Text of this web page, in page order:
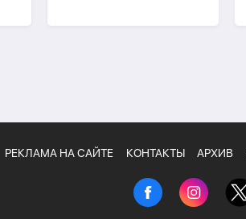
РЕКЛАМА НА САЙТЕ КОНТАКТЫ АРХИВ